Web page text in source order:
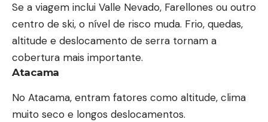
Se a viagem inclui Valle Nevado, Farellones ou outro
centro de ski, o nível de risco muda. Frio, quedas,
altitude e deslocamento de serra tornam a
cobertura mais importante.
Atacama
No Atacama, entram fatores como altitude, clima
muito seco e longos deslocamentos.